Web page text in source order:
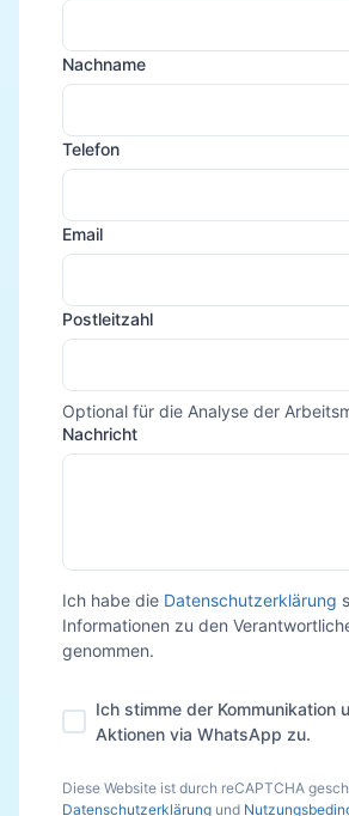
Nachname
Telefon
Email
Postleitzahl
Optional für die Analyse der
Nachricht
Ich habe die Datenschutzerklärung
Informationen zu den
genommen.
Ich stimme der Kommunikation
Aktionen via WhatsApp zu.
Diese Website ist durch reCAPTCHA
Datenschutzerklärung und